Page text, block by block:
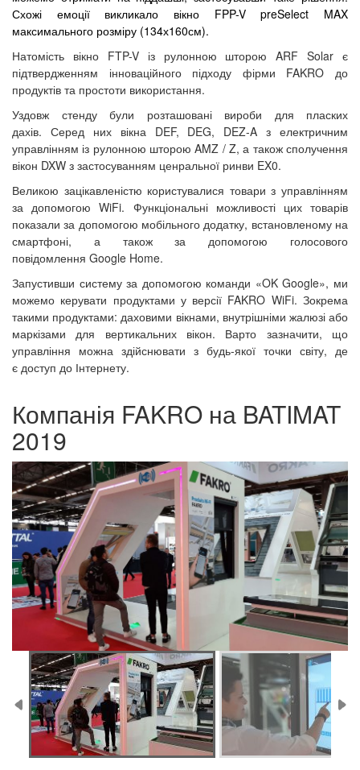
Схожі емоції викликало вікно FPP-V preSelect MAX
максимального розміру (134х160см).
Натомість вікно FTP-V із рулонною шторою ARF Solar є
підтвердженням інноваційного підходу фірми FAKRO до
продуктів та простоти використання.
Уздовж стенду були розташовані вироби для пласких
дахів. Серед них вікна DEF, DEG, DEZ-A з електричним
управлінням із рулонною шторою AMZ / Z, а також сполучення
вікон DXW з застосуванням ценральної ринви EX0.
Великою зацікавленістю користувалися товари з управлінням
за допомогою WiFi. Функціональні можливості цих товарів
показали за допомогою мобільного додатку, встановленому на
смартфоні, а також за допомогою голосового
повідомлення Google Home.
Запустивши систему за допомогою команди «OK Google», ми
можемо керувати продуктами у версії FAKRO WiFi. Зокрема
такими продуктами: даховими вікнами, внутрішніми жалюзі або
маркізами для вертикальних вікон. Варто зазначити, що
управління можна здійснювати з будь-якої точки світу, де
є доступ до Інтернету.
Компанія FAKRO на BATIMAT
2019